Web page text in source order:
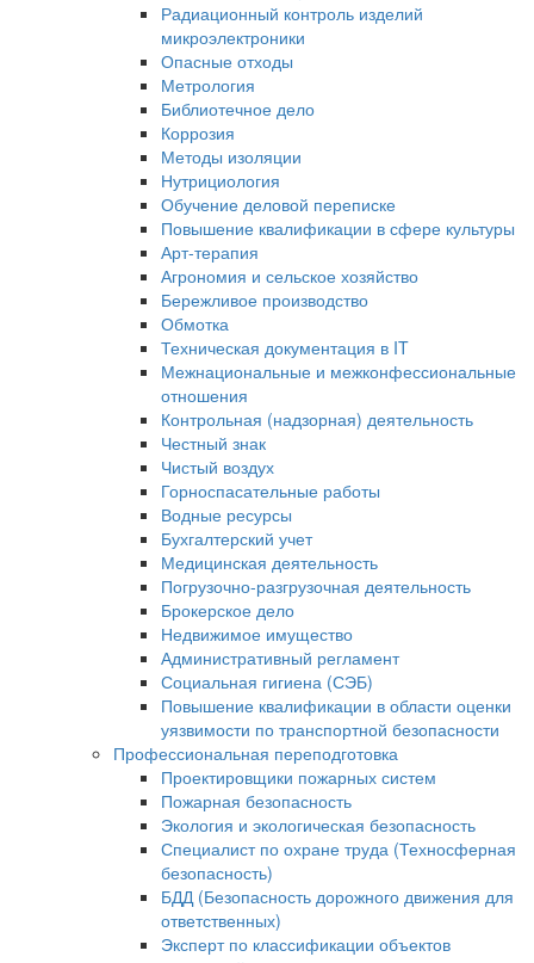
Радиационный контроль изделий
микроэлектроники
Опасные отходы
Метрология
Библиотечное дело
Коррозия
Методы изоляции
Нутрициология
Обучение деловой переписке
Повышение квалификации в сфере культуры
Арт-терапия
Агрономия и сельское хозяйство
Бережливое производство
Обмотка
Техническая документация в IT
Межнациональные и межконфессиональные
отношения
Контрольная (надзорная) деятельность
Честный знак
Чистый воздух
Горноспасательные работы
Водные ресурсы
Бухгалтерский учет
Медицинская деятельность
Погрузочно-разгрузочная деятельность
Брокерское дело
Недвижимое имущество
Административный регламент
Социальная гигиена (СЭБ)
Повышение квалификации в области оценки
уязвимости по транспортной безопасности
Профессиональная переподготовка
Проектировщики пожарных систем
Пожарная безопасность
Экология и экологическая безопасность
Специалист по охране труда (Техносферная
безопасность)
БДД (Безопасность дорожного движения для
ответственных)
Эксперт по классификации объектов